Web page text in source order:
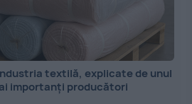
textilă, explicate de unul
importanți producători